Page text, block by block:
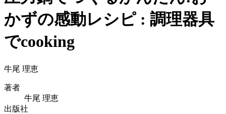
かずの感動レシピ : 調理器具
でcooking
牛尾 理恵
著者
牛尾 理恵
出版社